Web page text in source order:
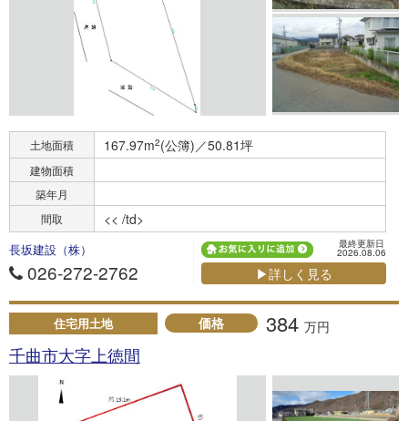
土地面積 167.97m2(公簿)／50.81坪
建物面積
築年月
間取
<< /td>
長坂建設（株）
026-272-2762
最終更新日
2026.08.06
▶詳しく見る
住宅用土地 価格 384 万円
千曲市大字上徳間